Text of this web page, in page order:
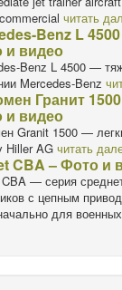
читать
Benz L
и видео
Benz L 4500 —
Mercedes-Benz
Гранит
и видео
Granit 1500 —
Hiller AG читать
CBA – Фото и
— серия
с цепным
для